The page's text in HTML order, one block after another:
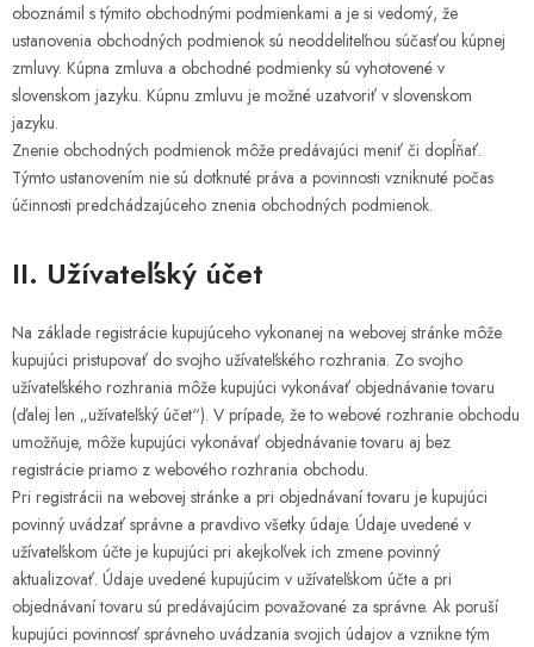
oboznámil s týmito obchodnými podmienkami a je si vedomý, že
ustanovenia obchodných podmienok sú neoddeliteľnou súčasťou kúpnej
zmluvy. Kúpna zmluva a obchodné podmienky sú vyhotovené v
slovenskom jazyku. Kúpnu zmluvu je možné uzatvoriť v slovenskom
jazyku.
Znenie obchodných podmienok môže predávajúci meniť či dopĺňať.
Týmto ustanovením nie sú dotknuté práva a povinnosti vzniknuté počas
účinnosti predchádzajúceho znenia obchodných podmienok.
II. Užívateľský účet
Na základe registrácie kupujúceho vykonanej na webovej stránke môže
kupujúci pristupovať do svojho užívateľského rozhrania. Zo svojho
užívateľského rozhrania môže kupujúci vykonávať objednávanie tovaru
(ďalej len „užívateľský účet“). V prípade, že to webové rozhranie obchodu
umožňuje, môže kupujúci vykonávať objednávanie tovaru aj bez
registrácie priamo z webového rozhrania obchodu.
Pri registrácii na webovej stránke a pri objednávaní tovaru je kupujúci
povinný uvádzať správne a pravdivo všetky údaje. Údaje uvedené v
užívateľskom účte je kupujúci pri akejkoľvek ich zmene povinný
aktualizovať. Údaje uvedené kupujúcim v užívateľskom účte a pri
objednávaní tovaru sú predávajúcim považované za správne. Ak poruší
kupujúci povinnosť správneho uvádzania svojich údajov a vznikne tým